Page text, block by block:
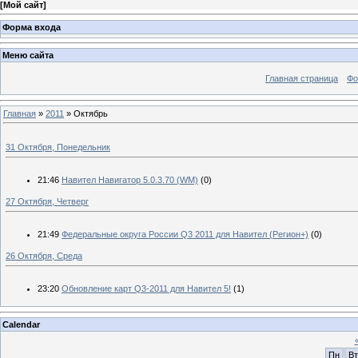
[Мой сайт]
Форма входа
Меню сайта
Главная страница
Главная » 2011 » Октябрь
31 Октября, Понедельник
21:46 Навител Навигатор 5.0.3.70 (WM) (0)
27 Октября, Четверг
21:49 Федеральные округа России Q3 2011 для Навител (Регион+) (0)
26 Октября, Среда
23:20 Обновление карт Q3-2011 для Навител 5! (1)
Calendar
Пн
Вт